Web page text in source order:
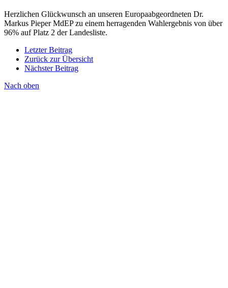
Herzlichen Glückwunsch an unseren Europaabgeordneten Dr.
Markus Pieper MdEP zu einem herragenden Wahlergebnis von über
96% auf Platz 2 der Landesliste.
Letzter Beitrag
Zurück zur Übersicht
Nächster Beitrag
Nach oben